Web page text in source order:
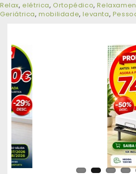
Relax,elétrica,Ortopédico,
Geriátrica,mobilidade,levanta,